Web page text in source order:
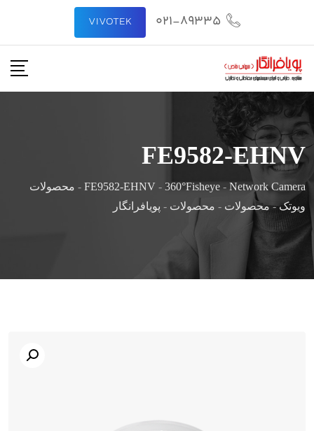
021-89335
VIVOTEK
FE9582-EHNV
FE9582-EHNV - 360°Fisheye - Network Camera
- محصولات
ویوتک-محصولات - محصولات - پویافرانگار